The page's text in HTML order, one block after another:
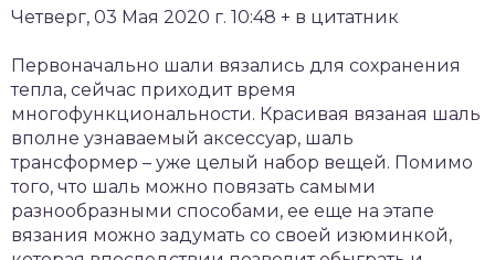
Четверг, 03 Мая 2020 г. 10:48 + в цитатник
Первоначально шали вязались для сохранения
тепла, сейчас приходит время
многофункциональности. Красивая вязаная шаль
вполне узнаваемый аксессуар, шаль
трансформер – уже целый набор вещей. Помимо
того, что шаль можно повязать самыми
разнообразными способами, ее еще на этапе
вязания можно задумать со своей изюминкой,